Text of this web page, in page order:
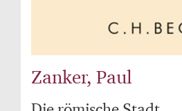
Zanker, Paul